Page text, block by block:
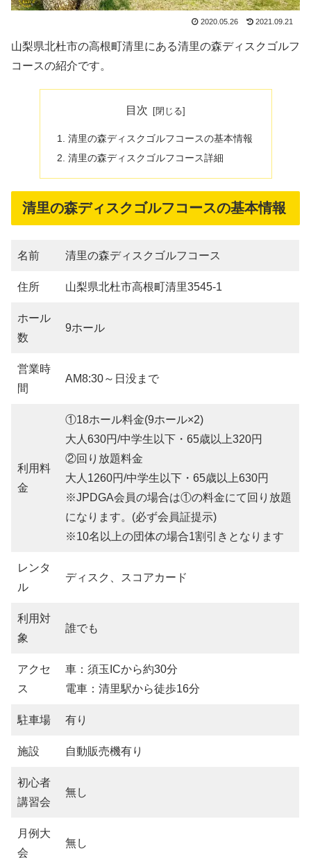
2020.05.26 2021.09.21
山梨県北杜市の高根町清里にある清里の森ディスクゴルフ
コースの紹介です。
目次
清里の森ディスクゴルフコースの基本情報
清里の森ディスクゴルフコース詳細
清里の森ディスクゴルフコースの基本情報
名前 清里の森ディスクゴルフコース
住所 山梨県北杜市高根町清里3545-1
ホール
数
9ホール
営業時
間
AM8:30～日没まで
利用料
金
①18ホール料金(9ホール×2)
大人630円/中学生以下・65歳以上320円
②回り放題料金
大人1260円/中学生以下・65歳以上630円
※JPDGA会員の場合は①の料金にて回り放題
になります。(必ず会員証提示)
※10名以上の団体の場合1割引きとなります
レンタ
ル
ディスク、スコアカード
利用対
象
誰でも
アクセ
ス
車：須玉ICから約30分
電車：清里駅から徒歩16分
駐車場 有り
施設 自動販売機有り
初心者
講習会
無し
月例大
会
無し